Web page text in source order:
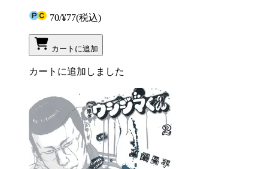
70/¥77(税込)
カートに追加
カートに追加しました